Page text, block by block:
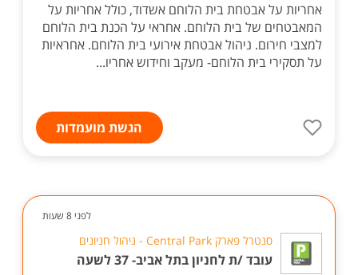
אחריות על אבטחת בית הלוחם אשדוד, כולל אחריות על
המאבטחים של בית הלוחם. אחראי על הכנת בית הלוחם
למצבי חירום. ניהול אבטחת אירועי בית הלוחם. אחראיות
על תסקירי בית הלוחם- מעקב וחידוש אחריו...
הגשת מועמדות
לפני 8 שעות
סנטרל פארק Central Park - ניהול חניונים
עובד /ת לחניון בתל אביב- 37 לשעה